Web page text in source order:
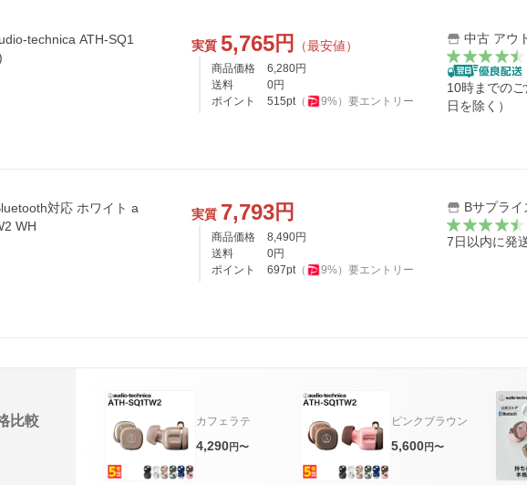
technica ATH-SQ1
実質 5,765円 （最安値）
商品価格 6,280円
送料
0円
ポイント
515pt（ 9%） 要エントリー
中古 アウ
10時までの
日を除く）
対応 ホワイト a
WH
実質 7,793円
商品価格 8,490円
送料
0円
ポイント
697pt（ 9%） 要エントリー
Bサプラ
7日以内に発
比較 カフェラテ
4,290円〜
ピンクブラウン
5,600円〜